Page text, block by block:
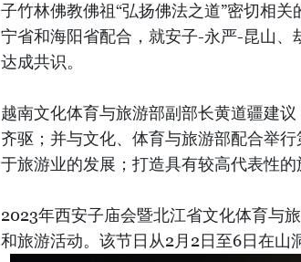
子竹林佛教佛祖“弘扬佛法之道”密切相
宁省和海阳省配合，就安子-永严-昆山
达成共识。
越南文化体育与旅游部副部长黄道疆建
齐驱；并与文化、体育与旅游部配合举
于旅游业的发展；打造具有较高代表性的
2023年西安子庙会暨北江省文化体育与
和旅游活动。该节日从2月2日至6日在山